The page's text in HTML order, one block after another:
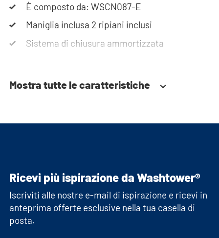
Nota bene: gli armadi vengono consegnati in kit.
È composto da: WSCN087-E
Maniglia inclusa 2 ripiani inclusi
Sistema di chiusura ammortizzata
Mostra tutte le caratteristiche
Ricevi più ispirazione da Washtower®
Iscriviti alle nostre e-mail di ispirazione e ricevi in
anteprima offerte esclusive nella tua casella di
posta.